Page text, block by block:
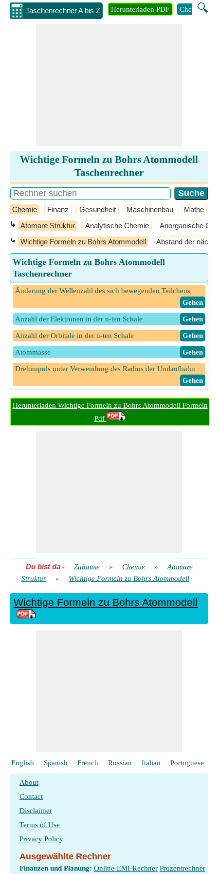
Taschenrechner A bis Z 🔍
Herunterladen PDF Chemie
Wichtige Formeln zu Bohrs Atommodell
Taschenrechner
Chemie Finanz Gesundheit Maschinenbau Mathe
↳ Atomare Struktur Analytische Chemie Anorganische
⤿ Wichtige Formeln zu Bohrs Atommodell Abstand der
Wichtige Formeln zu Bohrs Atommodell
Taschenrechner
Änderung der Wellenzahl des sich bewegenden Teilchens
​ Gehen
Anzahl der Elektronen in der n-ten Schale ​ Gehen
Anzahl der Orbitale in der n-ten Schale ​ Gehen
Atommasse ​ Gehen
Drehimpuls unter Verwendung des Radius der Umlaufbahn
​ Gehen
Energie des Elektrons in der Anfangsbahn ​ Gehen
Energie des Elektrons in der letzten Umlaufbahn
Herunterladen Wichtige Formeln zu Bohrs Atommodell Formeln
Pdf
Du bist da- Zuhause » Chemie »
Atomare
Struktur
» Wichtige Formeln zu Bohrs Atommodell
Wichtige Formeln zu Bohrs Atommodell
English Spanish French Russian Italian Portuguese
About
Contact
Disclaimer
Terms of Use
Privacy Policy
Ausgewählte Rechner
Finanzen und Planung: Online-EMI-Rechner Prozentrechner